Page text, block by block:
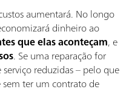
aumentará. No longo
dinheiro ao
que elas aconteçam, e
. Se uma reparação for
reduzidas – pelo que
ter um contrato de